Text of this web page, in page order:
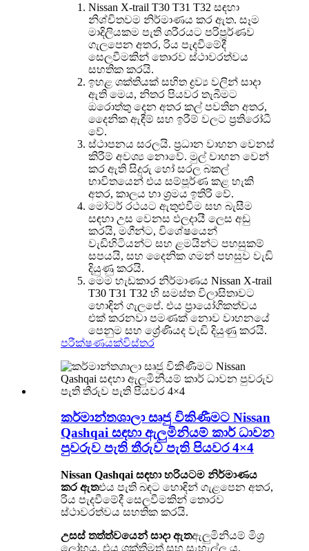
Nissan X-trail T30 T31 T32 සඳහා
නිශ්චිතවම නිර්මාණය කර ඇත. සෑම
මාදිලියකම පැති ශරීරයට පරිපූර්ණව
ගැලපෙන අතර, රිය පැදවීමේදී
සෙලවීමකින් තොරව ස්ථාවරත්වය
සහතික කරයි.
ඉහළ ශක්තියක් සහිත ද්‍රව්‍ය වලින් සාදා
ඇති මෙය, නිතර පියවර තැබීමට
ඔරොත්තු දෙන අතර කල් පවතින අතර,
දෛනික ඇඳීම් සහ ඉරීම් වලට ප්‍රතිරෝධී
වේ.
ස්ථාපනය සරලයි. ප්‍රධාන වාහන වෙනස්
කිරීම් අවශ්‍ය නොවේ. මුල් වාහන වෙන්
කර ඇති සිදුරු හෝ සරල බකල්
භාවිතයෙන් එය සම්පූර්ණ කළ හැකි
අතර, කාලය හා ශ්‍රමය ඉතිරි වේ.
මෝටර් රථයට ඇතුළුවීම සහ බැසීම
සඳහා උස වෙනස ඵලදායී ලෙස අඩු
කරයි, මගීන්ට, විශේෂයෙන්
වැඩිහිටියන්ට සහ ළමයින්ට පහසුකම්
සපයයි, සහ දෛනික ගමන් පහසුව වැඩි
දියුණු කරයි.
මෙම හැඩකාර නිර්මාණය Nissan X-trail
T30 T31 T32 හි සමස්ත විලාසිතාවට
හොඳින් ගැලපේ. එය ප්‍රායෝගිකත්වය
එක් කරනවා පමණක් නොව වාහනයේ
පෙනුම සහ ශ්‍රේණියද වැඩි දියුණු කරයි.
පරීක්ෂණයක්විස්තර
කර්මාන්තශාලා සෘජු විකිණීමට Nissan
Qashqai සඳහා ඇලුමිනියම් කාර් ධාවන
පුවරුව පැති තීරුව පැති පියවර 4×4
Nissan Qashqai සඳහා හරියටම නිර්මාණය
කර ඇතඑය පැති බඳට හොඳින් ගැළපෙන අතර,
රිය පැදවීමේදී සෙලවීමකින් තොරව
ස්ථාවරත්වය සහතික කරයි.
උසස් තත්ත්වයෙන් සාදා ඇතඇලුමිනියම් මිශ්‍ර
ලෝහය, එය ශක්තිමත් සහ සැහැල්ලු ය.